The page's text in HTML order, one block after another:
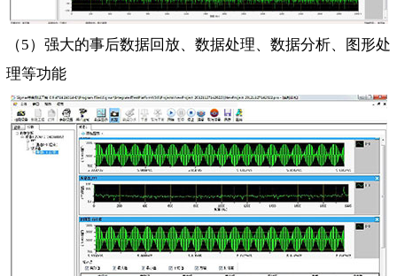
（5）强大的事后数据回放、数据处理、数据分析、图形处
理等功能